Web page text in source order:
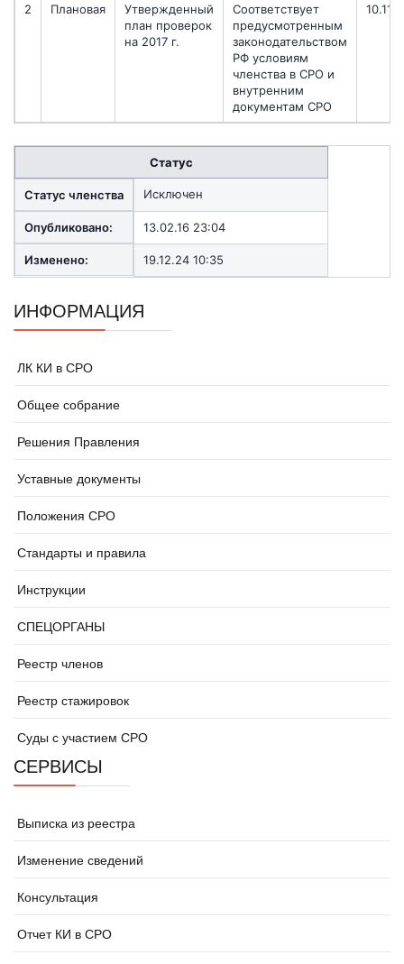
2 Плановая
Утвержденный
план проверок
на 2017 г.
Соответствует
предусмотренным
законодательством
РФ условиям
членства в СРО и
внутренним
документам СРО
Статус
Статус членства Исключен
Опубликовано: 13.02.16 23:04
Изменено: 19.12.24 10:35
ИНФОРМАЦИЯ
ЛК КИ в СРО
Общее собрание
Решения Правления
Уставные документы
Положения СРО
Стандарты и правила
Инструкции
СПЕЦОРГАНЫ
Реестр членов
Реестр стажировок
Суды с участием СРО
СЕРВИСЫ
Выписка из реестра
Изменение сведений
Консультация
Отчет КИ в СРО